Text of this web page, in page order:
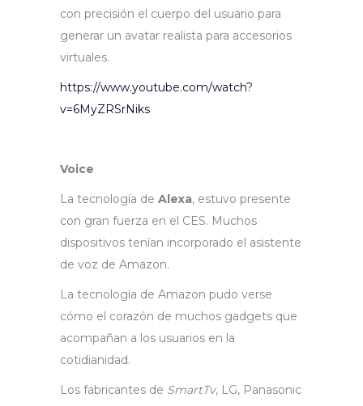
con precisión el cuerpo del usuario para
generar un avatar realista para accesorios
virtuales.
https://www.youtube.com/watch?
v=6MyZRSrNiks
Voice
La tecnología de Alexa, estuvo presente
con gran fuerza en el CES. Muchos
dispositivos tenían incorporado el asistente
de voz de Amazon.
La tecnología de Amazon pudo verse
cómo el corazón de muchos gadgets que
acompañan a los usuarios en la
cotidianidad.
Los fabricantes de SmartTv, LG, Panasonic